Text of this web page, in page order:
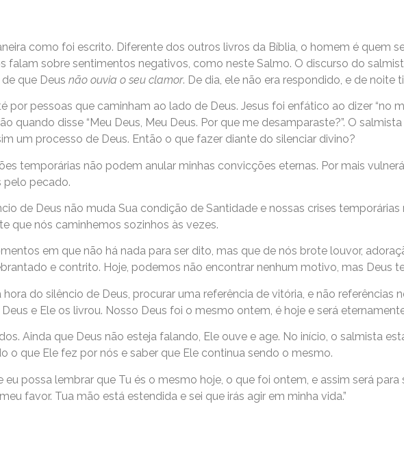
como foi escrito. Diferente dos outros livros da Bíblia, o homem é quem
sobre sentimentos negativos, como neste Salmo. O discurso do
que Deus não ouvia o seu clamor. De dia, ele não era respondido, e de noite
pessoas que caminham ao lado de Deus. Jesus foi enfático ao dizer “no
quando disse “Meu Deus, Meu Deus. Por que me desamparaste?”. O salmista
um processo de Deus. Então o que fazer diante do silenciar divino?
temporárias não podem anular minhas convicções eternas. Por mais
pelo pecado.
de Deus não muda Sua condição de Santidade e nossas crises
que nós caminhemos sozinhos às vezes.
em que não há nada para ser dito, mas que de nós brote louvor,
e contrito. Hoje, podemos não encontrar nenhum motivo, mas Deus
hora do silêncio de Deus, procurar uma referência de vitória, e não
e Ele os livrou. Nosso Deus foi o mesmo ontem, é hoje e será
Ainda que Deus não esteja falando, Ele ouve e age. No início, o salmista
o que Ele fez por nós e saber que Ele continua sendo o mesmo.
eu possa lembrar que Tu és o mesmo hoje, o que foi ontem, e assim será
favor. Tua mão está estendida e sei que irás agir em minha vida.”